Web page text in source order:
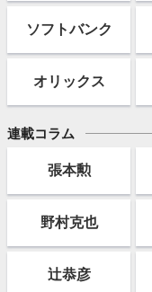
ソフトバンク
オリックス
連載コラム
張本勲
野村克也
辻恭彦